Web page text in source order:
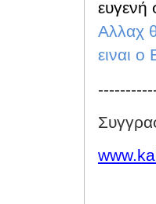
ευγενή
Αλλαχ
ειναι